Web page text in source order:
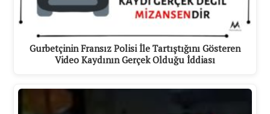
Gurbetçinin Fransız Polisi İle Tartıştığını Gösteren
Video Kaydının Gerçek Olduğu İddiası